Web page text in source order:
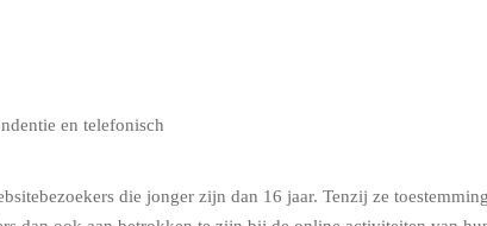
en telefonisch
die jonger zijn dan 16 jaar. Tenzij ze